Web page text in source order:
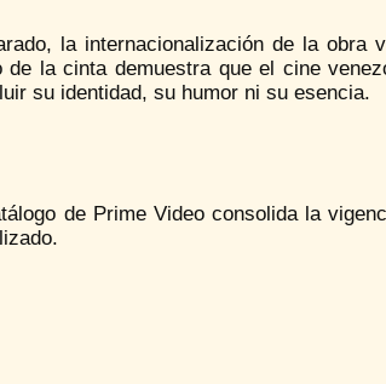
la internacionalización de la
de la cinta demuestra que el cine
su identidad, su humor ni su esencia.
de Prime Video consolida la